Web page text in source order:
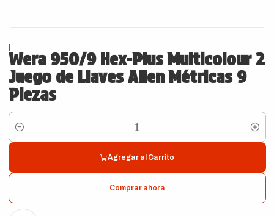
|
Wera 950/9 Hex-Plus Multicolour 2
Juego de Llaves Allen Métricas 9
Piezas
Cantidad
Agregar al Carrito
Comprar ahora